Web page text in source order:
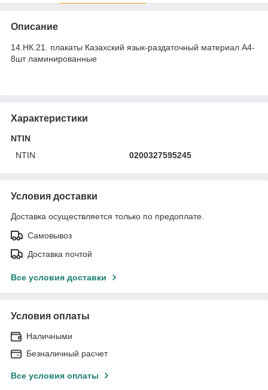
Описание
14.НК.21. плакаты Казахский язык-раздаточный материал А4-
8шт ламинированные
Характеристики
NTIN
NTIN
0200327595245
Условия доставки
Доставка осуществляется только по предоплате.
Самовывоз
Доставка почтой
Все условия доставки
Условия оплаты
Наличными
Безналичный расчет
Все условия оплаты